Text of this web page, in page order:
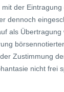
der
dennoch
als
Zustimmung
nicht frei